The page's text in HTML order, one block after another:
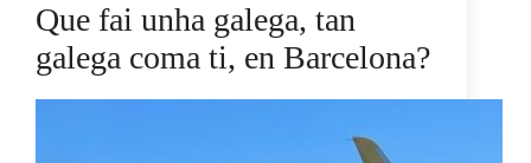
Que fai unha galega, tan
galega coma ti, en Barcelona?